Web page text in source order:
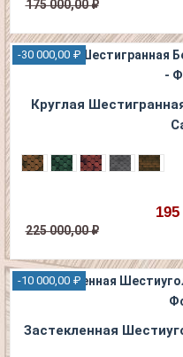
175 000,00 ₽
-30 000,00 ₽
Круглая
225 000,00 ₽
-10 000,00 ₽
Застекленная